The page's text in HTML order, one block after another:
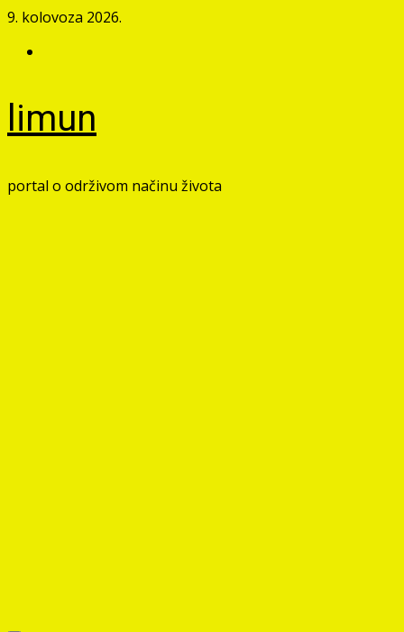
Skip
content
9. kolovoza 2026.
limun
portal o održivom načinu života